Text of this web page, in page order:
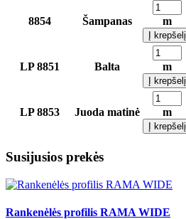
8854 Šampanas m
Į krepšelį
LP 8851 Balta m
Į krepšelį
LP 8853 Juoda matinė m
Į krepšelį
Susijusios prekės
Rankenėlės profilis RAMA WIDE